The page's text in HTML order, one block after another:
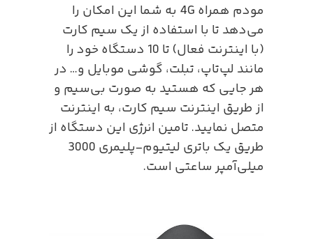
مودم همراه 4G به شما این امکان را
می‌دهد تا با استفاده از یک سیم کارت
(با اینترنت فعال) تا 10 دستگاه خود را
مانند لپ‌تاپ، تبلت، گوشی موبایل و… در
هر جایی که هستید به صورت بی‌سیم و
از طریق اینترنت سیم کارت، به اینترنت
متصل نمایید. تامین انرژی این دستگاه از
طریق یک باتری لیتیوم-پلیمری 3000
میلی‌آمپر ساعتی است.